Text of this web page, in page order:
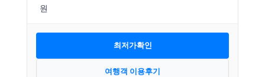
최저가확인
여행객 이용후기